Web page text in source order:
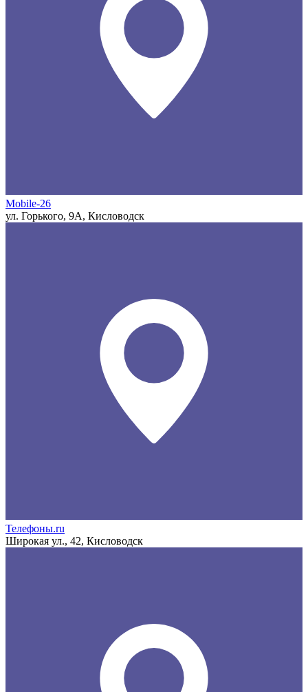
Mobile-26
ул. Горького, 9А, Кисловодск
Телефоны.ru
Широкая ул., 42, Кисловодск